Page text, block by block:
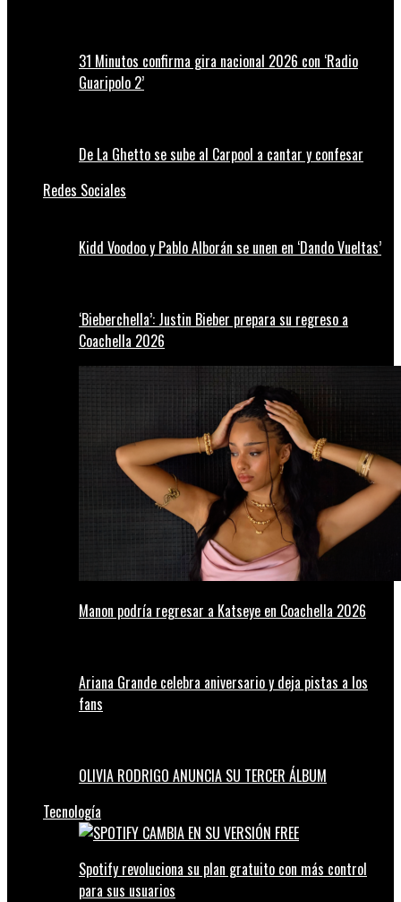
31 Minutos confirma gira nacional 2026 con ‘Radio
Guaripolo 2’
De La Ghetto se sube al Carpool a cantar y confesar
Redes Sociales
Kidd Voodoo y Pablo Alborán se unen en ‘Dando Vueltas’
‘Bieberchella’: Justin Bieber prepara su regreso a
Coachella 2026
Manon podría regresar a Katseye en Coachella 2026
Ariana Grande celebra aniversario y deja pistas a los
fans
OLIVIA RODRIGO ANUNCIA SU TERCER ÁLBUM
Tecnología
Spotify revoluciona su plan gratuito con más control
para sus usuarios